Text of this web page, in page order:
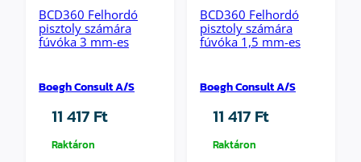
BCD360 Felhordó
pisztoly számára
fúvóka 3 mm-es
Boegh Consult A/S
11 417Ft
Raktáron
BCD360 Felhordó
pisztoly számára
fúvóka 1,5 mm-es
Boegh Consult A/S
11 417Ft
Raktáron